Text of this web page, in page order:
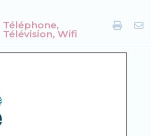
Téléphone,
Télévision, Wifi
wifi.